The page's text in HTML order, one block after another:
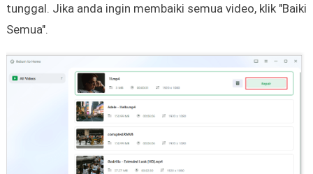
tunggal. Jika anda ingin membaiki semua video, klik "Baiki
Semua".